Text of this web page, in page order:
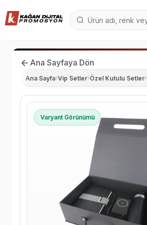
Ana Sayfaya Dön
Ana Sayfa›Vip Setler›Özel Kutulu Setler›
Varyant Görünümü